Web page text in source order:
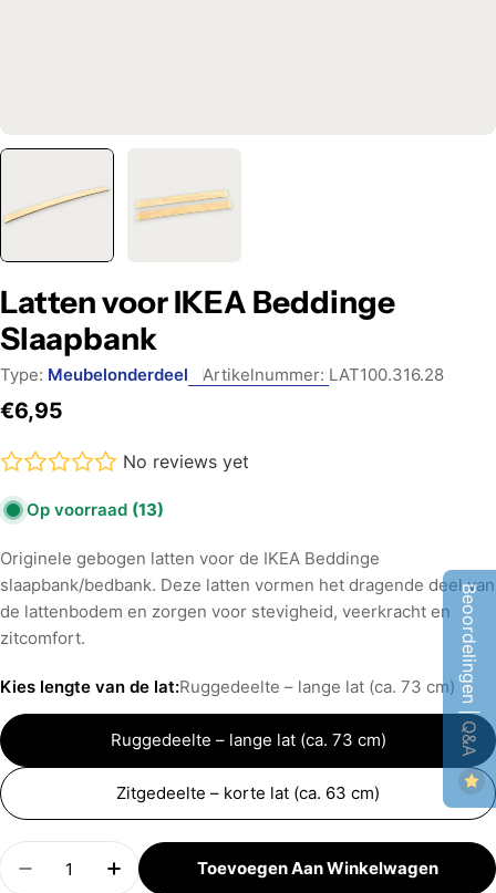
Latten voor IKEA Beddinge
Slaapbank
Type: Meubelonderdeel Artikelnummer: LAT100.316.28
Normale
€6,95
No reviews yet
Op voorraad (13)
Originele gebogen latten voor de IKEA Beddinge
slaapbank/bedbank. Deze latten vormen het dragende deel van
de lattenbodem en zorgen voor stevigheid, veerkracht en
zitcomfort.
Kies lengte van de lat:Ruggedeelte – lange lat (ca. 73 cm)
Ruggedeelte – lange lat (ca. 73 cm)
Zitgedeelte – korte lat (ca. 63 cm)
Aantal
Hoeveelheid Verminderen Voor Latten Voor
Verhoog Aantal Voor Latten Voor IKEA
Toevoegen Aan Winkelwagen
Beoordelingen | Q&A